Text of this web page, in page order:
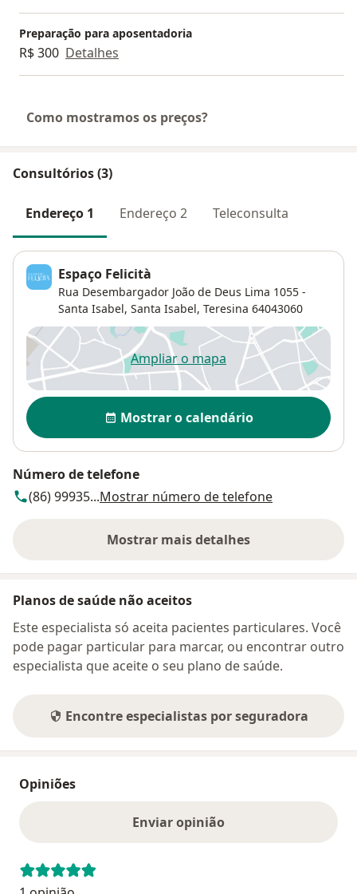
Preparação para aposentadoria
R$ 300 Detalhes
Como mostramos os preços?
Consultórios (3)
Endereço 1 Endereço 2 Teleconsulta
Espaço Felicità
Rua Desembargador João de Deus Lima 1055 -
Santa Isabel, Santa Isabel, Teresina 64043060
Ampliar o mapaabre num novo separador
Disponibilidade
Mostrar o calendário
Número de telefone
(86) 99935...Mostrar número de telefone
Mostrar mais detalhes
sobre o endereço
Planos de saúde não aceitos
Este especialista só aceita pacientes particulares. Você
pode pagar particular para marcar, ou encontrar outro
especialista que aceite o seu plano de saúde.
Encontre especialistas por seguradora
Opiniões
Enviar opinião